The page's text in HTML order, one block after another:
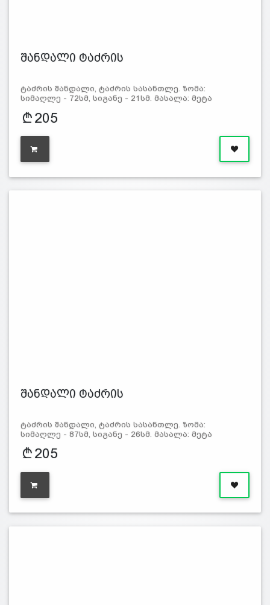
შანდალი ტაძრის
ტაძრის შანდალი, ტაძრის სასანთლე. ზომა:
სიმაღლე - 72სმ, სიგანე - 21სმ. მასალა: მეტა
205
შანდალი ტაძრის
ტაძრის შანდალი, ტაძრის სასანთლე. ზომა:
სიმაღლე - 87სმ, სიგანე - 26სმ. მასალა: მეტა
205